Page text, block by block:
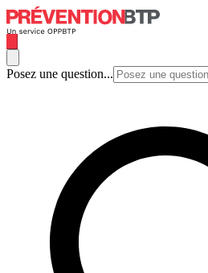
Posez une question...